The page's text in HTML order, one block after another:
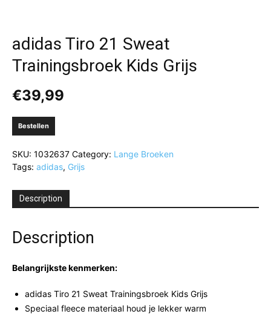
adidas Tiro 21 Sweat
Trainingsbroek Kids Grijs
€39,99
Bestellen
SKU: 1032637 Category: Lange Broeken
Tags: adidas, Grijs
Description
Description
Belangrijkste kenmerken:
adidas Tiro 21 Sweat Trainingsbroek Kids Grijs
Speciaal fleece materiaal houd je lekker warm